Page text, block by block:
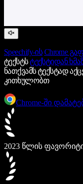
Speechify-ის Chrome
ტექსტსტექსტიდან
ნათქვამს ტექსტად
კითხულობთ
Chrome-ში
2023 წლის